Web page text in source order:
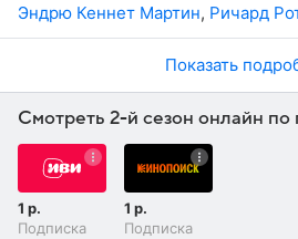
Эндрю Кеннет Мартин, Ричард
Показать
Смотреть 2-й сезон онлайн по
1 р.
Подписка
1 р.
Подписка